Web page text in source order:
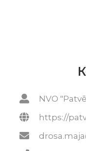
NVO
https://